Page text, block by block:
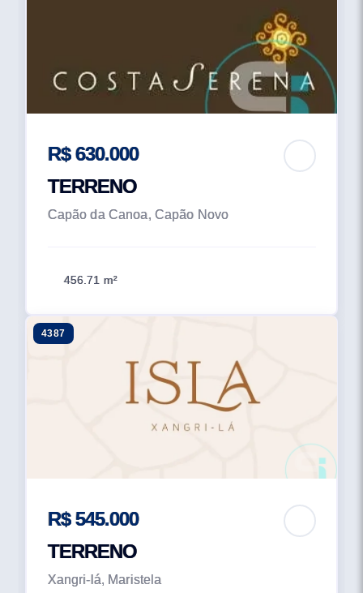
R$ 630.000
TERRENO
Capão da Canoa, Capão Novo
456.71 m²
4387
R$ 545.000
TERRENO
Xangri-lá, Maristela